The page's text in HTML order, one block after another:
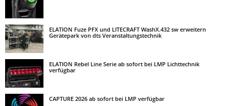
ELATION Fuze PFX und LITECRAFT WashX.432 sw erweitern
Gerätepark von dts Veranstaltungstechnik
ELATION Rebel Line Serie ab sofort bei LMP Lichttechnik
verfügbar
CAPTURE 2026 ab sofort bei LMP verfügbar